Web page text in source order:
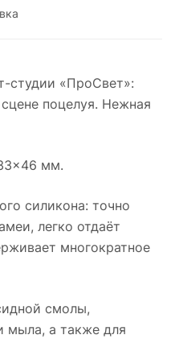
студии «ПроСвет»:
поцелуя. Нежная
мм.
силикона: точно
легко отдаёт
многократное
смолы,
мыла, а также для